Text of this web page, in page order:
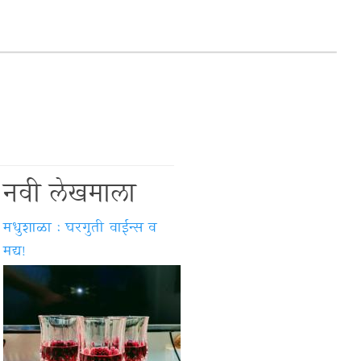
नवी लेखमाला
मधुशाळा : घरगुती वाईन्स व
मद्य!